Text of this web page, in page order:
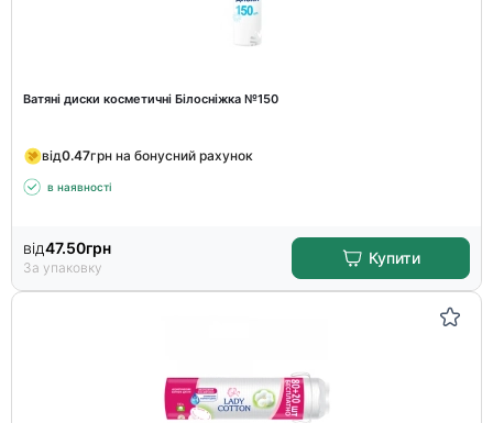
Ватяні диски косметичні Білосніжка №150
від0.47грн на бонусний рахунок
в наявності
від47.50грн
За упаковку
Купити